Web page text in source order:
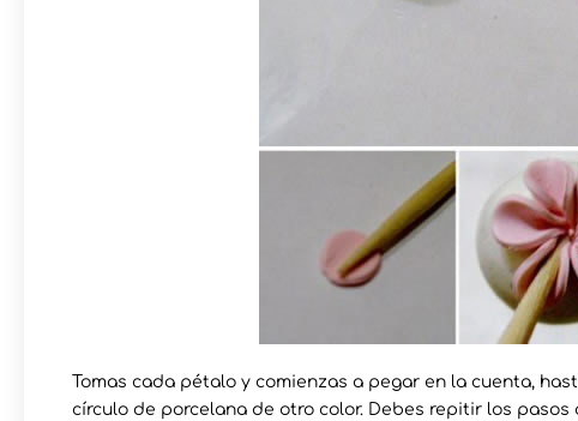
Tomas cada pétalo y comienzas a pegar en la cuenta,
círculo de porcelana de otro color. Debes repitir los